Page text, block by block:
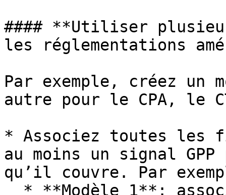
#### **Utiliser
les réglementations
Par exemple, créez un
autre pour le CPA, le
* Associez toutes les
au moins un signal
qu’il couvre. Par